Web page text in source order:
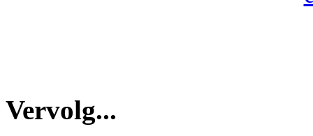
Vervolg...